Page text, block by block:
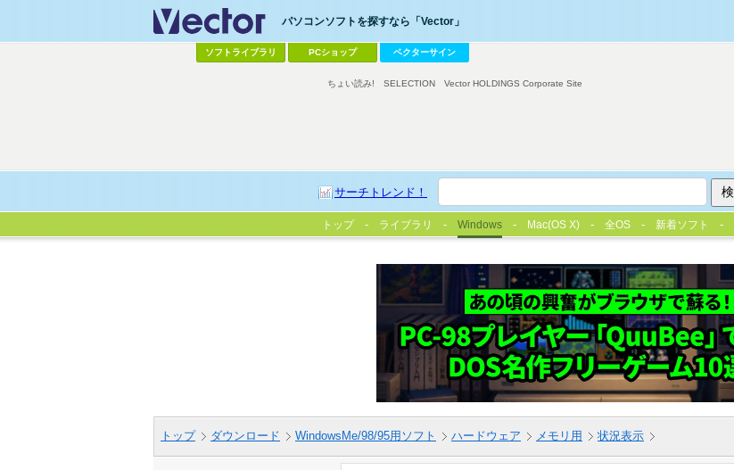
パソコンソフトを探すなら「Vector」
ソフトライブラリ PCショップ ベクターサイン
サーチトレンド！
ちょい読み! SELECTION Vector HOLDINGS Corporate Site
トップ ライブラリ Windows Mac(OS X) 全OS 新着ソフト
トップ ダウンロード WindowsMe/98/95用ソフト ハードウェア メモリ用 状況表示